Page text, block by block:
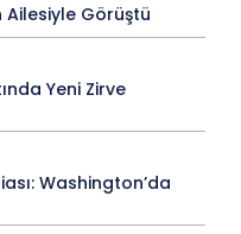
Ailesiyle Görüştü
Yeni Zirve
Washington’da